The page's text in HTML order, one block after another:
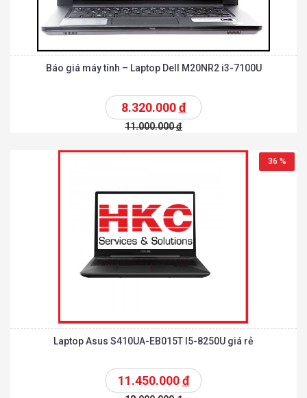
Báo giá máy tính – Laptop Dell M20NR2 i3-7100U
8.320.000đ
11.000.000đ
36 %
Laptop Asus S410UA-EB015T I5-8250U giá rẻ
11.450.000đ